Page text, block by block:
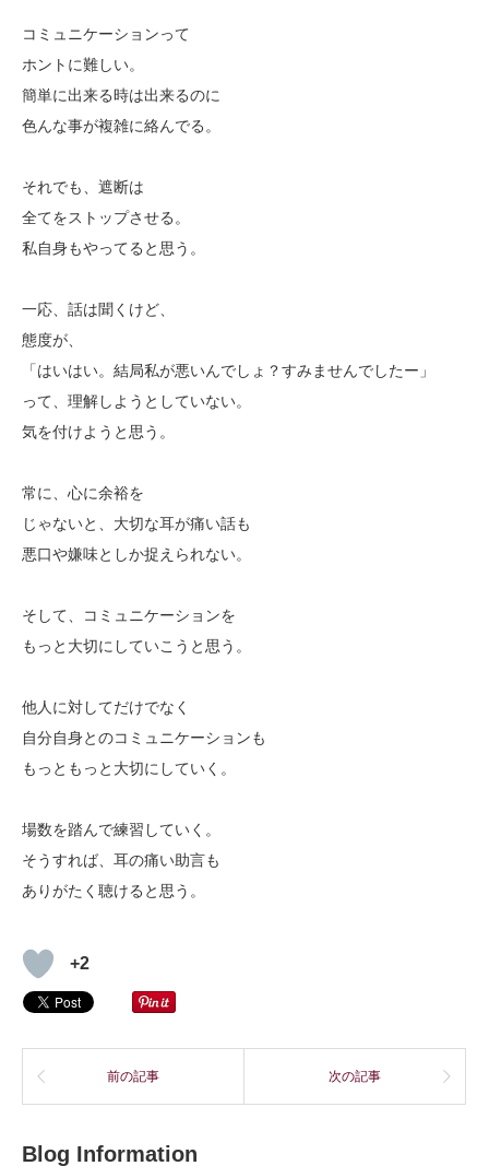
コミュニケーションって
ホントに難しい。
簡単に出来る時は出来るのに
色んな事が複雑に絡んでる。
それでも、遮断は
全てをストップさせる。
私自身もやってると思う。
一応、話は聞くけど、
態度が、
「はいはい。結局私が悪いんでしょ？すみませんでしたー」
って、理解しようとしていない。
気を付けようと思う。
常に、心に余裕を
じゃないと、大切な耳が痛い話も
悪口や嫌味としか捉えられない。
そして、コミュニケーションを
もっと大切にしていこうと思う。
他人に対してだけでなく
自分自身とのコミュニケーションも
もっともっと大切にしていく。
場数を踏んで練習していく。
そうすれば、耳の痛い助言も
ありがたく聴けると思う。
+2
前の記事 次の記事
Blog Information